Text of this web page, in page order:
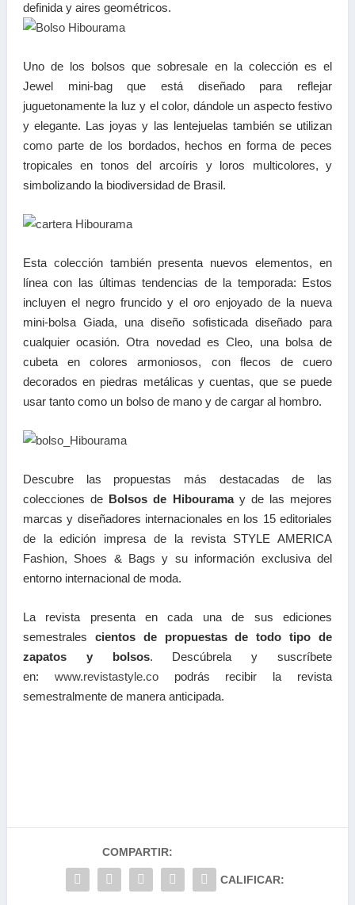
definida y aires geométricos.
Uno de los bolsos que sobresale en la colección es el
Jewel mini-bag que está diseñado para reflejar
juguetonamente la luz y el color, dándole un aspecto festivo
y elegante. Las joyas y las lentejuelas también se utilizan
como parte de los bordados, hechos en forma de peces
tropicales en tonos del arcoíris y loros multicolores, y
simbolizando la biodiversidad de Brasil.
Esta colección también presenta nuevos elementos, en
línea con las últimas tendencias de la temporada: Estos
incluyen el negro fruncido y el oro enjoyado de la nueva
mini-bolsa Giada, una diseño sofisticada diseñado para
cualquier ocasión. Otra novedad es Cleo, una bolsa de
cubeta en colores armoniosos, con flecos de cuero
decorados en piedras metálicas y cuentas, que se puede
usar tanto como un bolso de mano y de cargar al hombro.
Descubre las propuestas más destacadas de las
colecciones de Bolsos de Hibouramay de las mejores
marcas y diseñadores internacionales en los 15 editoriales
de la edición impresa de la revista STYLE AMERICA
Fashion, Shoes & Bags y su información exclusiva del
entorno internacional de moda.
La revista presenta en cada una de sus ediciones
semestrales cientos de propuestas de todo tipo de
zapatos y bolsos. Descúbrela y suscríbete
en: www.revistastyle.copodrás recibir la revista
semestralmente de manera anticipada.
COMPARTIR:
CALIFICAR: